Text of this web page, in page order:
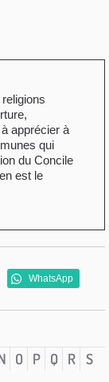
apprécier à
qui
du Concile
est le
WhatsApp
O P Q R S